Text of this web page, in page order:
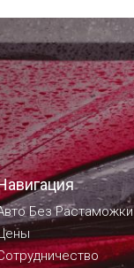
Без Растаможки